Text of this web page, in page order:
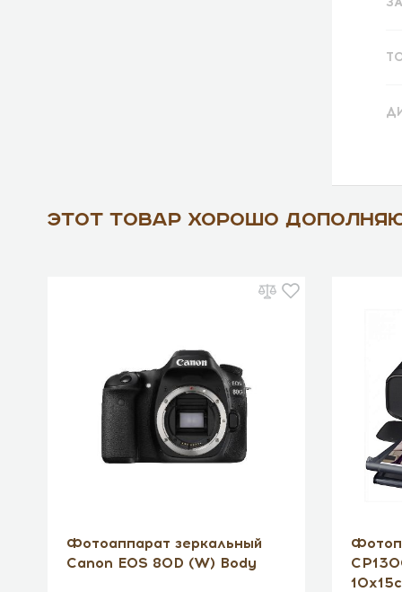
Этот товар хорошо
Фотоаппарат зеркальный
Canon EOS 80D (W) Body